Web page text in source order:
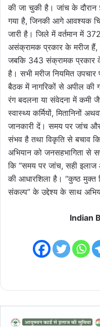
की जा चुकी है। जांच के दौरान
गया है, जिनकी आगे आवश्यक
जारी है। जिले में वर्तमान में
असंक्रामक प्रकार के मरीज हैं,
जबकि 343 संक्रामक प्रकार के
है। सभी मरीज नियमित उपचार
बैठक में नागरिकों से अपील की
रंग बदलना या संवेदना में कमी
स्वास्थ्य कर्मियों, मितानिनों
जानकारी दें। समय पर जांच
संभव है तथा विकृति से बचाव
अभियान को जनसहभागिता से
कि “समय पर जांच, सही
की आधारशिला है। “कुष्ठ मुक्त
संकल्प” के उद्देश्य के साथ
Indian